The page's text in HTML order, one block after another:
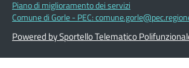
Piano di miglioramento dei servizi
Comune di Gorle - PEC:
Powered by Sportello Telematico